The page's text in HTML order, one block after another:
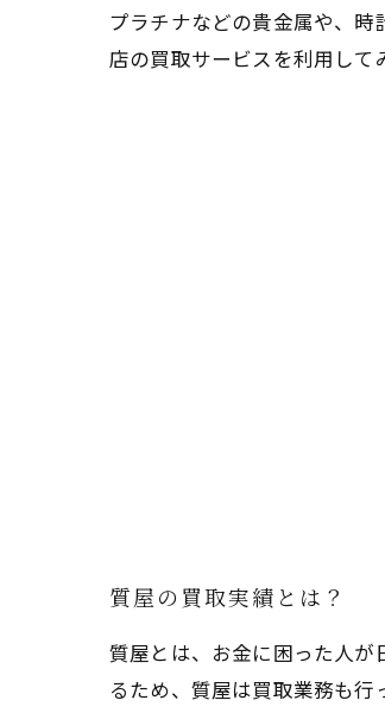
プラチナなどの貴金属や、
店の買取サービスを利用して
質屋の買取実績とは？
質屋とは、お金に困った人
るため、質屋は買取業務も